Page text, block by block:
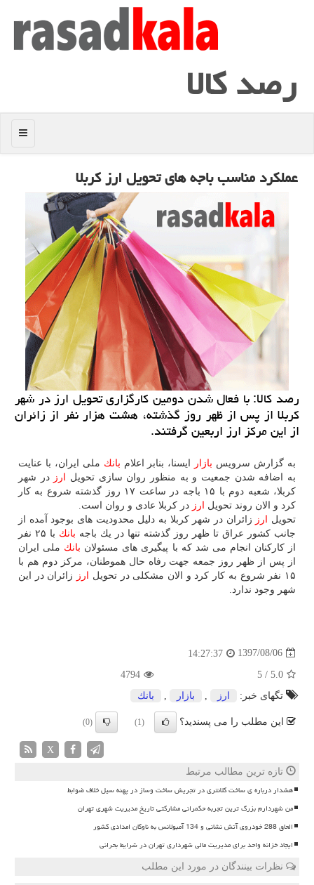
رصد كالا
منو
عملكرد مناسب باجه های تحویل ارز كربلا
رصد كالا: با فعال شدن دومین كارگزاری تحویل ارز در شهر
كربلا از پس از ظهر روز گذشته، هشت هزار نفر از زائران
از این مركز ارز اربعین گرفتند.
به گزارش سرویس بازار ایسنا، بنابر اعلام بانك ملی ایران، با عنایت
به اضافه شدن جمعیت و به منظور روان سازی تحویل
ارز در شهر
كربلا، شعبه دوم با ۱۵ باجه در ساعت ۱۷ روز گذشته شروع به كار
كرد و الان روند تحویل
ارز در كربلا عادی و روان است.
ارز زائران در شهر كربلا به دلیل محدودیت های بوجود آمده از
جانب كشور عراق تا ظهر روز گذشته تنها در یك باجه بانك
با ۲۵ نفر
از كاركنان انجام می شد كه با پیگیری های مسئولان بانك ملی ایران
از پس از ظهر روز جمعه جهت رفاه حال هموطنان، مركز دوم هم با
۱۵ نفر شروع به كار كرد و الان مشكلی در تحویل
ارز
زائران در این
شهر وجود ندارد.
1397/08/06
14:27:37
5.0
/
5
4794
تگهای خبر:
ارز بازار بانك
این مطلب را می پسندید؟ (1)
(0)
X
تازه ترین مطالب مرتبط
هشدار درباره ی ساخت کلانتری در تجریش ساخت وساز در پهنه سیل خلاف ضوابط
من شهردارم بزرگ ترین تجربه حکمرانی مشارکتی تاریخ مدیریت شهری تهران
الحاق 288 خودروی آتش نشانی و 134 آمبولانس به ناوگان امدادی کشور
ایجاد خزانه واحد برای مدیریت مالی شهرداری تهران در شرایط بحرانی
نظرات بینندگان در مورد این مطلب